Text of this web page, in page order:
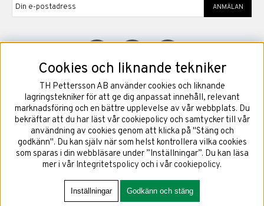
ANMÄLAN
©2026Copyright TH Pettersson AB
Cookies och liknande tekniker
TH Pettersson AB använder cookies och liknande
lagringstekniker för att ge dig anpassat innehåll, relevant
marknadsföring och en bättre upplevelse av vår webbplats. Du
bekräftar att du har läst vår cookiepolicy och samtycker till vår
användning av cookies genom att klicka på "Stäng och
godkänn". Du kan själv när som helst kontrollera vilka cookies
som sparas i din webbläsare under ”Inställningar”. Du kan läsa
mer i vår Integritetspolicy och i vår cookiepolicy.
Inställningar Godkänn och stäng